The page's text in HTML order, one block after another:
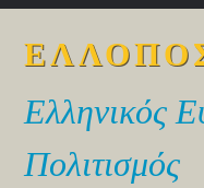
Ελληνικός
Πολιτισμός